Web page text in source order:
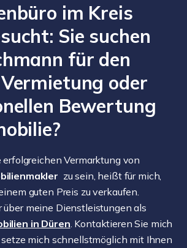
im Kreis
Sie suchen
für den
oder
Bewertung
erfolgreichen Vermarktung von
zu sein, heißt für mich,
guten Preis zu verkaufen.
über meine Dienstleistungen als
in Düren . Kontaktieren Sie mich
mich schnellstmöglich mit Ihnen